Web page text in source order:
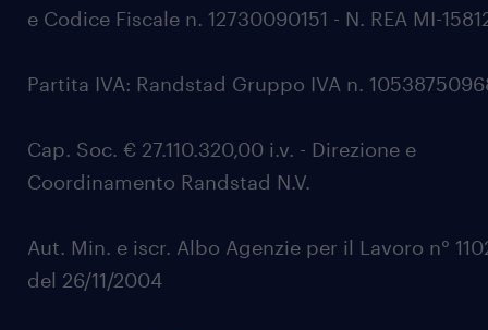
e Codice Fiscale n. 12730090151 - N. REA MI-
Partita IVA: Randstad Gruppo IVA n.
Cap. Soc. € 27.110.320,00 i.v. - Direzione e
Coordinamento Randstad N.V.
Aut. Min. e iscr. Albo Agenzie per il Lavoro n°
del 26/11/2004